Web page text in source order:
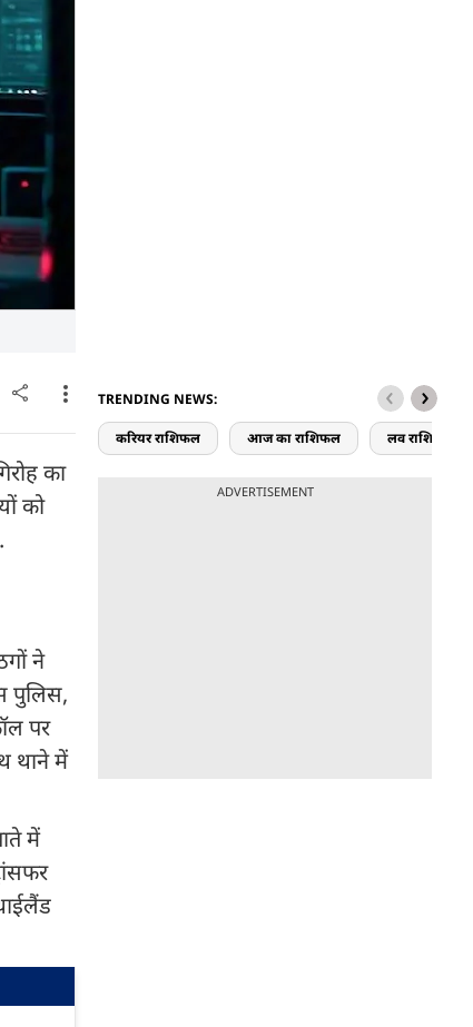
का
को
ने
पुलिस,
पर
थाने में
में
TRENDING NEWS:
करियर राशिफल आज का राशिफल लव राशिफल
ADVERTISEMENT